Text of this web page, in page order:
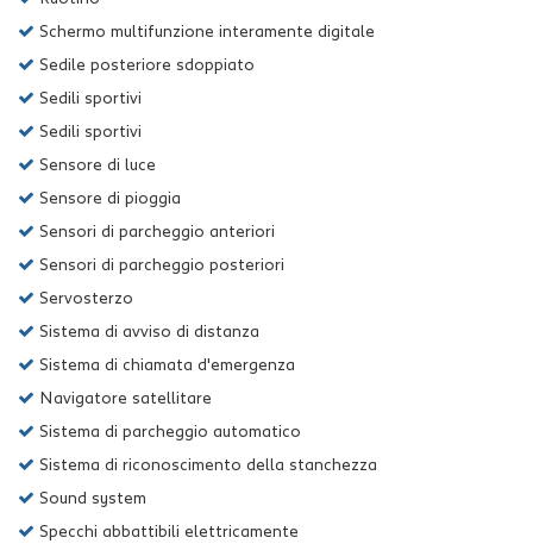
Schermo multifunzione interamente digitale
Sedile posteriore sdoppiato
Sedili sportivi
Sedili sportivi
Sensore di luce
Sensore di pioggia
Sensori di parcheggio anteriori
Sensori di parcheggio posteriori
Servosterzo
Sistema di avviso di distanza
Sistema di chiamata d'emergenza
Navigatore satellitare
Sistema di parcheggio automatico
Sistema di riconoscimento della stanchezza
Sound system
Specchi abbattibili elettricamente